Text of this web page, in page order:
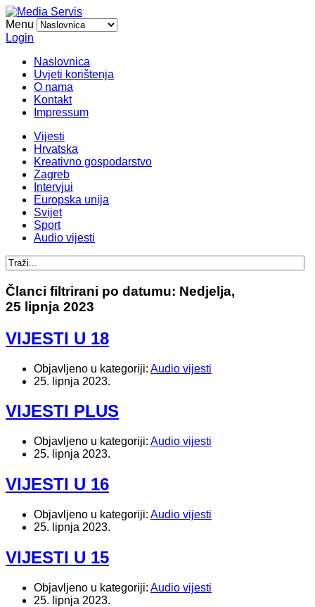
Menu
Login
Naslovnica
Uvjeti korištenja
O nama
Kontakt
Impressum
Vijesti
Hrvatska
Kreativno gospodarstvo
Zagreb
Intervjui
Europska unija
Svijet
Sport
Audio vijesti
Članci filtrirani po datumu: Nedjelja,
25 lipnja 2023
VIJESTI U 18
Objavljeno u kategoriji: Audio vijesti
25. lipnja 2023.
VIJESTI PLUS
Objavljeno u kategoriji: Audio vijesti
25. lipnja 2023.
VIJESTI U 16
Objavljeno u kategoriji: Audio vijesti
25. lipnja 2023.
VIJESTI U 15
Objavljeno u kategoriji: Audio vijesti
25. lipnja 2023.